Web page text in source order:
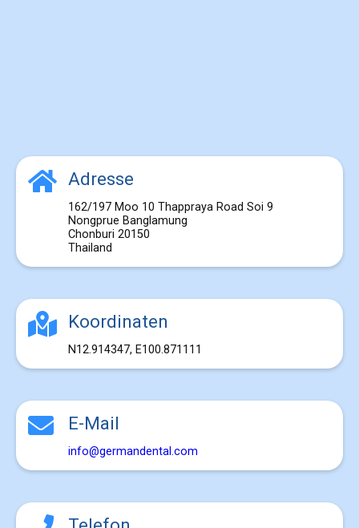
Adresse
162/197 Moo 10 Thappraya Road Soi 9
Nongprue Banglamung
Chonburi 20150
Thailand
Koordinaten
N12.914347, E100.871111
E-Mail
info@germandental.com